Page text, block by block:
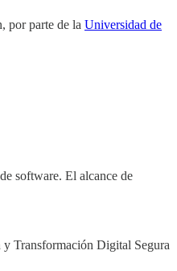
por parte de la Universidad de
software. El alcance de
Transformación Digital Segura